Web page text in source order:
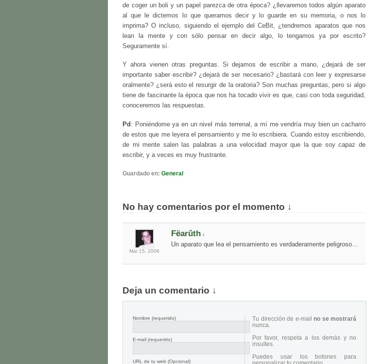
de coger un boli y un papel parezca de otra época? ¿llevaremos todos algún aparato
al que le dictemos lo que queramos decir y lo guarde en su memoria, o nos lo
imprima? O incluso, siguiendo el ejemplo del CeBit, ¿tendremos aparatos que nos
lean la mente y con sólo pensar en decir algo, lo tengamos ya por escrito?
Seguramente sí.
Y ahora vienen otras preguntas. Si dejamos de escribir a mano, ¿dejará de ser
importante saber escribir? ¿dejará de ser necesario? ¿bastará con leer y expresarse
oralmente? ¿será esto el resurgir de la oratoria? Son muchas preguntas, pero si algo
tiene de fascinante la época que nos ha tocado vivir es que, casi con toda seguridad,
conoceremos las respuestas.
Pd : Poniéndome ya en un nivel más terrenal, a mí me vendría muy bien un cacharro
de estos que me leyera el pensamiento y me lo escribiera. Cuando estoy escribiendo,
de mi mente salen las palabras a una velocidad mayor que la que soy capaz de
escribir, y a veces es muy frustrante.
Guardado en: General
No hay comentarios por el momento ↓
Mar 15, 2006
Fëarûth ↓
Un aparato que lea el pensamiento es verdaderamente peligroso…
Deja un comentario ↓
Nombre (requerido)
E-mail (requerido)
URL de tu web (Opcional)
Tu dirección de e-mail no se mostrará
nunca.
Por favor, respeta a los demás y no
insultes.
Puedes usar los botones para
personalizar tu comentario.